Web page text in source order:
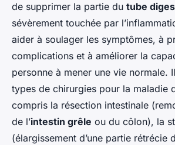
de supprimer la partie du tube
sévèrement touchée par
aider à soulager les symptômes, à
complications et à améliorer la
personne à mener une vie normale.
types de chirurgies pour la maladie
compris la résection intestinale
de l’intestin grêle ou du côlon), la
(élargissement d’une partie rétrécie